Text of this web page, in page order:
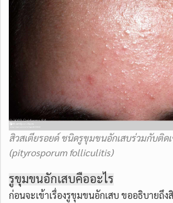
สิวสเตียรอยด์ ชนิดรูขุมขนอักเสบร่วมกับติด
(pityrosporum folliculitis)
รูขุมขนอักเสบคืออะไร
ก่อนจะเข้าเรื่องรูขุมขนอักเสบ ขออธิบายถึ